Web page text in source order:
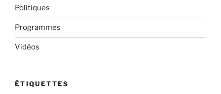
Politiques
Programmes
Vidéos
ÉTIQUETTES